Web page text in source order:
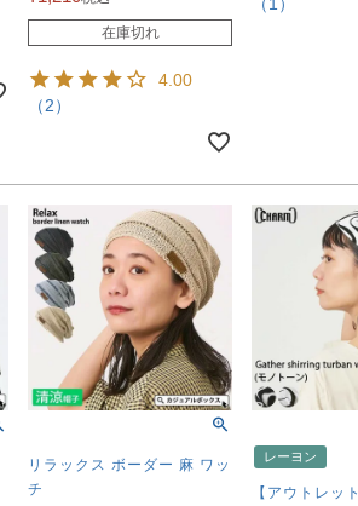
在庫切れ
4.00
（2）
（1）
リラックス ボーダー 麻 ワッ
チ
レーヨン
【アウトレッ